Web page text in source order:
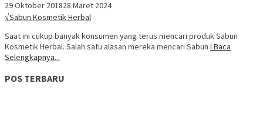
29 Oktober 201828 Maret 2024
√Sabun Kosmetik Herbal
Saat ini cukup banyak konsumen yang terus mencari produk Sabun
Kosmetik Herbal. Salah satu alasan mereka mencari Sabun I Baca
Selengkapnya...
POS TERBARU